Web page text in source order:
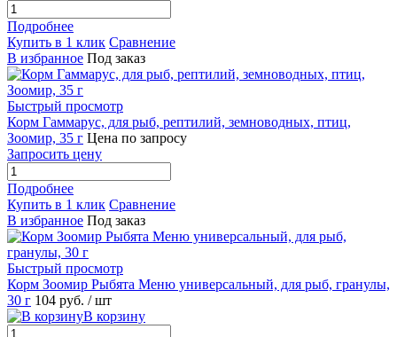
Подробнее
Купить в 1 клик Сравнение
В избранное Под заказ
Быстрый просмотр
Корм Гаммарус, для рыб, рептилий, земноводных, птиц,
Зоомир, 35 г Цена по запросу
Запросить цену
Подробнее
Купить в 1 клик Сравнение
В избранное Под заказ
Быстрый просмотр
Корм Зоомир Рыбята Меню универсальный, для рыб, гранулы,
30 г 104 руб. / шт
В корзину